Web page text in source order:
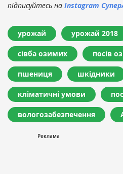
підписуйтесь на Instagram
урожай урожай 2018
сівба озимих посів
пшениця шкідники
кліматичні умови
вологозабезпечення